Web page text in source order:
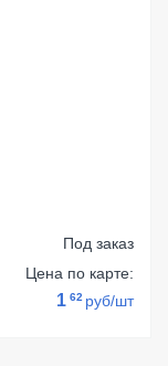
Под заказ
Цена по карте:
1 62 руб/шт